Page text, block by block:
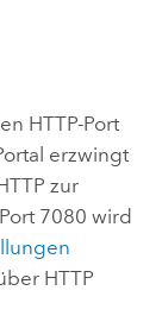
HTTP-Port
erzwingt
zur
7080 wird
HTTP